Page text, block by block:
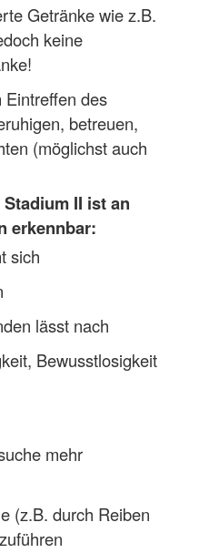
Getränke wie z.B.
keine
Eintreffen des
betreuen,
(möglichst auch
II ist an
erkennbar:
sich
lässt nach
Bewusstlosigkeit
mehr
(z.B. durch Reiben